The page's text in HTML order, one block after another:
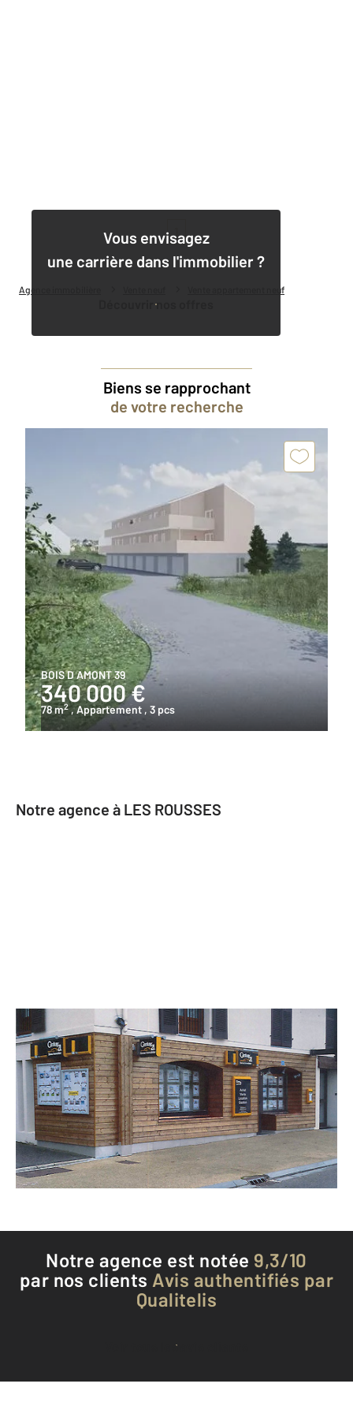
Agence immobilière Vente appartement neuf
Vous envisagez
une carrière dans l'immobilier ?
Découvrir nos offres
1
Biens se rapprochant
de votre recherche
BOIS D AMONT 39
340 000 €
78 m2 , Appartement , 3 pcs
Notre agence à LES ROUSSES
CENTURY 21 Sanac Immobilier
317 rue Pasteur BP 41
LES ROUSSES - 39220
Envoyer un message
Téléphoner à l'agence
Notre agence est notée 9,3/10
par nos clients Avis authentifiés par
Qualitelis
Voir tous les avis clients